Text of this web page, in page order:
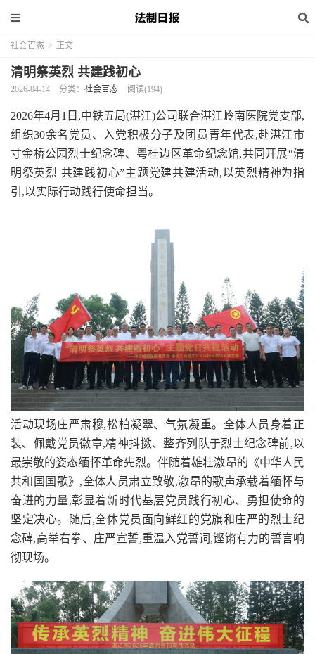
社会百态 > 正文
清明祭英烈 共建践初心
2026-04-14 分类： 社会百态 阅读(194)
2026年4月1日,中铁五局(湛江)公司联合湛江岭南医院党支部,
组织30余名党员、入党积极分子及团员青年代表,赴湛江市
寸金桥公园烈士纪念碑、粤桂边区革命纪念馆,共同开展“清
明祭英烈 共建践初心”主题党建共建活动,以英烈精神为指
引,以实际行动践行使命担当。
活动现场庄严肃穆,松柏凝翠、气氛凝重。全体人员身着正
装、佩戴党员徽章,精神抖擞、整齐列队于烈士纪念碑前,以
最崇敬的姿态缅怀革命先烈。伴随着雄壮激昂的《中华人民
共和国国歌》,全体人员肃立致敬,激昂的歌声承载着缅怀与
奋进的力量,彰显着新时代基层党员践行初心、勇担使命的
坚定决心。随后,全体党员面向鲜红的党旗和庄严的烈士纪
念碑,高举右拳、庄严宣誓,重温入党誓词,铿锵有力的誓言响
彻现场。